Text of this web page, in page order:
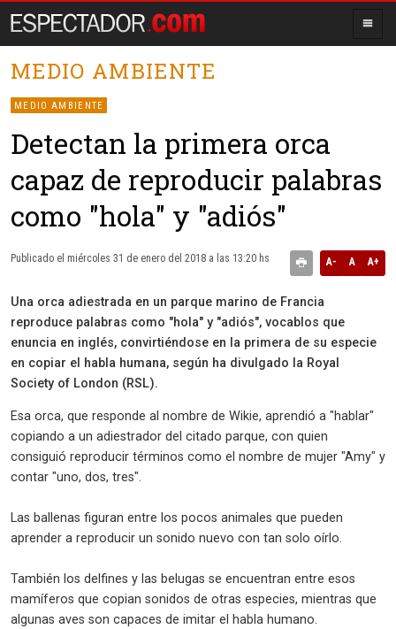
MEDIO AMBIENTE
MEDIO AMBIENTE
Detectan la primera orca
capaz de reproducir palabras
como "hola" y "adiós"
A- A A+
Publicado el miércoles 31 de enero del 2018 a las 13:20 hs
Una orca adiestrada en un parque marino de Francia
reproduce palabras como "hola" y "adiós", vocablos que
enuncia en inglés, convirtiéndose en la primera de su especie
en copiar el habla humana, según ha divulgado la Royal
Society of London (RSL).
Esa orca, que responde al nombre de Wikie, aprendió a "hablar"
copiando a un adiestrador del citado parque, con quien
consiguió reproducir términos como el nombre de mujer "Amy" y
contar "uno, dos, tres".
Las ballenas figuran entre los pocos animales que pueden
aprender a reproducir un sonido nuevo con tan solo oírlo.
También los delfines y las belugas se encuentran entre esos
mamíferos que copian sonidos de otras especies, mientras que
algunas aves son capaces de imitar el habla humano.